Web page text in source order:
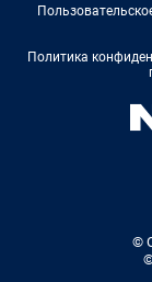
Политика
©